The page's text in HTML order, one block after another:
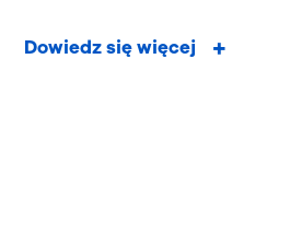
Dowiedz się więcej